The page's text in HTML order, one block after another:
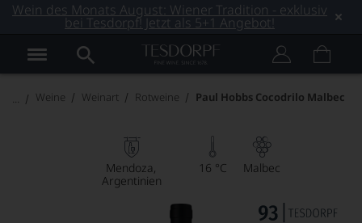
Wein des Monats August: Wiener Tradition - exklusiv
bei Tesdorpf! Jetzt als 5+1 Angebot!
Weine Weinart Rotweine Paul Hobbs Cocodrilo Malbec
Mendoza
Argentinien
16 °C Malbec